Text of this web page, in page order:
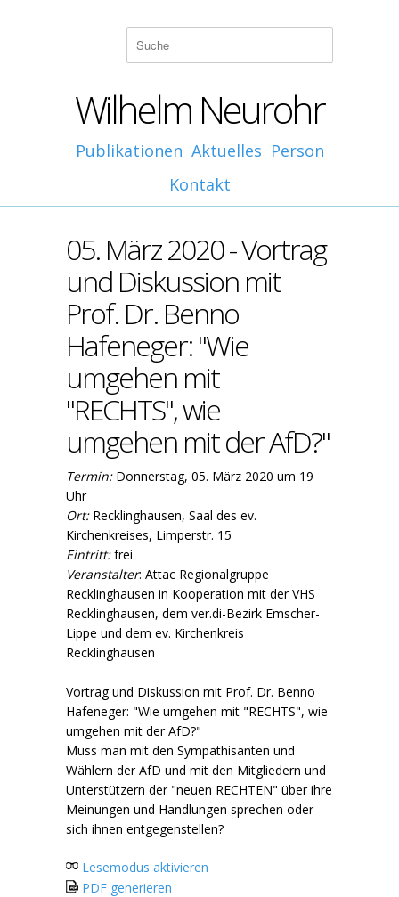
Wilhelm Neurohr
Publikationen Aktuelles Person
Kontakt
05. März 2020 - Vortrag
und Diskussion mit
Prof. Dr. Benno
Hafeneger: "Wie
umgehen mit
"RECHTS", wie
umgehen mit der AfD?"
Termin:Donnerstag, 05. März 2020 um 19
Uhr
Ort:Recklinghausen, Saal des ev.
Kirchenkreises, Limperstr. 15
Eintritt:frei
Veranstalter: Attac Regionalgruppe
Recklinghausen in Kooperation mit der VHS
Recklinghausen, dem ver.di-Bezirk Emscher-
Lippe und dem ev. Kirchenkreis
Recklinghausen
Vortrag und Diskussion mit Prof. Dr. Benno
Hafeneger: "Wie umgehen mit "RECHTS", wie
umgehen mit der AfD?"
Muss man mit den Sympathisanten und
Wählern der AfD und mit den Mitgliedern und
Unterstützern der "neuen RECHTEN" über ihre
Meinungen und Handlungen sprechen oder
sich ihnen entgegenstellen?
Lesemodus aktivieren
PDF generieren